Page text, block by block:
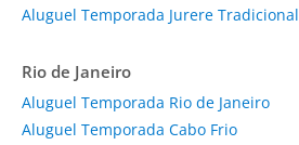
Aluguel Temporada Jurere Tradicional
Rio de Janeiro
Aluguel Temporada Rio de Janeiro
Aluguel Temporada Cabo Frio